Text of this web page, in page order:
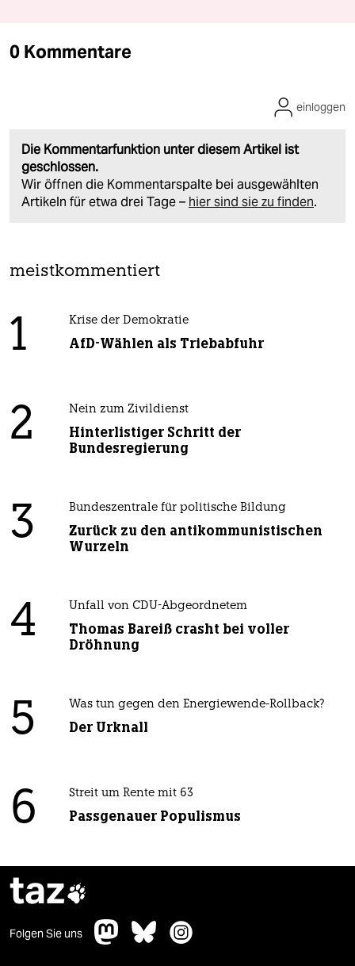
0 Kommentare
Die Kommentarfunktion unter diesem Artikel ist
geschlossen.
Wir öffnen die Kommentarspalte bei ausgewählten
Artikeln für etwa drei Tage – hier sind sie zu finden.
einloggen
meistkommentiert
1 Krise der Demokratie
AfD-Wählen als Triebabfuhr
2 Nein zum Zivildienst
Hinterlistiger Schritt der
Bundesregierung
3 Bundeszentrale für politische Bildung
Zurück zu den antikommunistischen
Wurzeln
4 Unfall von CDU-Abgeordnetem
Thomas Bareiß crasht bei voller
Dröhnung
5 Was tun gegen den Energiewende-Rollback?
Der Urknall
6 Streit um Rente mit 63
Passgenauer Populismus
taz
Folgen Sie uns